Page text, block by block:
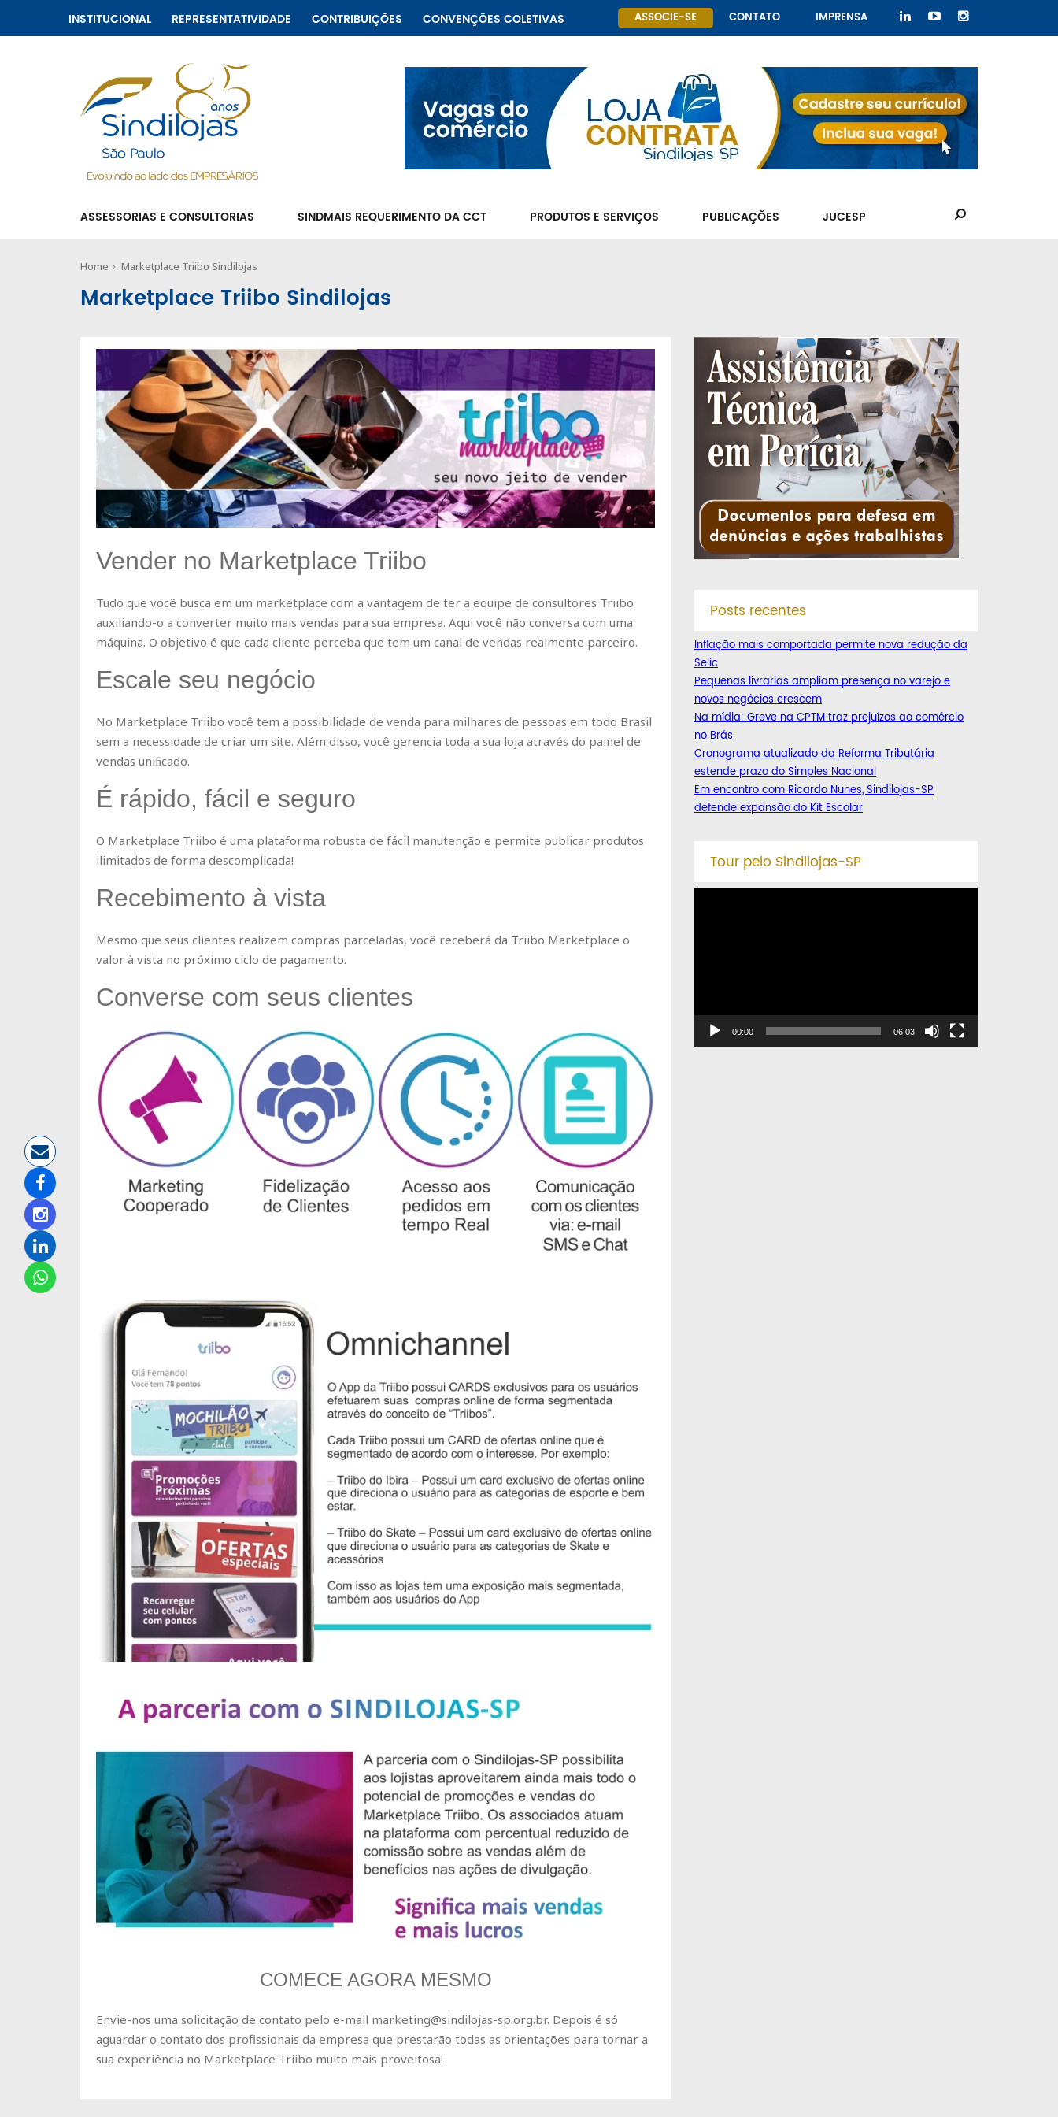
INSTITUCIONAL REPRESENTATIVIDADE CONTRIBUIÇÕES CONVENÇÕES COLETIVAS ASSOCIE-SE CONTATO IMPRENSA
ASSESSORIAS E CONSULTORIAS SINDMAIS REQUERIMENTO DA CCT PRODUTOS E SERVIÇOS PUBLICAÇÕES JUCESP
Home Marketplace Triibo Sindilojas
Marketplace Triibo Sindilojas
Vender no Marketplace Triibo
Tudo que você busca em um marketplace com a vantagem de ter a equipe de consultores Triibo
auxiliando-o a converter muito mais vendas para sua empresa. Aqui você não conversa com uma
máquina. O objetivo é que cada cliente perceba que tem um canal de vendas realmente parceiro.
Escale seu negócio
No Marketplace Triibo você tem a possibilidade de venda para milhares de pessoas em todo Brasil
sem a necessidade de criar um site. Além disso, você gerencia toda a sua loja através do painel de
vendas uniﬁcado.
É rápido, fácil e seguro
O Marketplace Triibo é uma plataforma robusta de fácil manutenção e permite publicar produtos
ilimitados de forma descomplicada!
Recebimento à vista
Mesmo que seus clientes realizem compras parceladas, você receberá da Triibo Marketplace o
valor à vista no próximo ciclo de pagamento.
Converse com seus clientes
COMECE AGORA MESMO
Envie-nos uma solicitação de contato pelo e-mail marketing@sindilojas-sp.org.br. Depois é só
aguardar o contato dos profissionais da empresa que prestarão todas as orientações para tornar a
sua experiência no Marketplace Triibo muito mais proveitosa!
Posts recentes
Inflação mais comportada permite nova redução da
Selic
Pequenas livrarias ampliam presença no varejo e
novos negócios crescem
Na mídia: Greve na CPTM traz prejuízos ao comércio
no Brás
Cronograma atualizado da Reforma Tributária
estende prazo do Simples Nacional
Em encontro com Ricardo Nunes, Sindilojas-SP
defende expansão do Kit Escolar
Tour pelo Sindilojas-SP
00:00 06:03